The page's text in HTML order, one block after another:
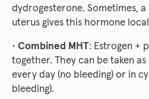
dydrogesterone. Sometimes,
uterus gives this hormone
• Combined MHT: Estrogen +
together. They can be taken
every day (no bleeding) or in
bleeding).